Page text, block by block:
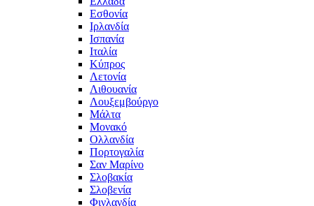
Εσθονία
Ιρλανδία
Ισπανία
Ιταλία
Κύπρος
Λετονία
Λιθουανία
Λουξεμβούργο
Μάλτα
Μονακό
Ολλανδία
Πορτογαλία
Σαν Μαρίνο
Σλοβακία
Σλοβενία
Φινλανδία